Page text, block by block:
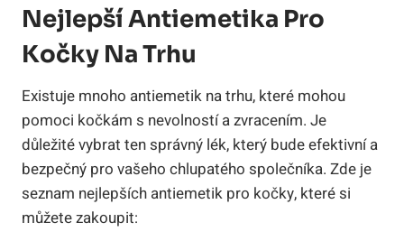
Nejlepší Antiemetika Pro
Kočky Na Trhu
Existuje mnoho antiemetik na trhu, které mohou
pomoci kočkám s nevolností a zvracením. Je
důležité vybrat ten správný lék, který bude efektivní a
bezpečný pro vašeho chlupatého společníka. Zde je
seznam nejlepších antiemetik pro kočky, které si
můžete zakoupit: